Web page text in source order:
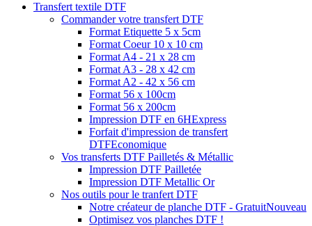
Transfert textile DTF
Commander votre transfert DTF
Format Etiquette 5 x 5cm
Format Coeur 10 x 10 cm
Format A4 - 21 x 28 cm
Format A3 - 28 x 42 cm
Format A2 - 42 x 56 cm
Format 56 x 100cm
Format 56 x 200cm
Impression DTF en 6HExpress
Forfait d'impression de transfert
DTFEconomique
Vos transferts DTF Pailletés & Métallic
Impression DTF Pailletée
Impression DTF Metallic Or
Nos outils pour le tranfert DTF
Notre créateur de planche DTF - GratuitNouveau
Optimisez vos planches DTF !